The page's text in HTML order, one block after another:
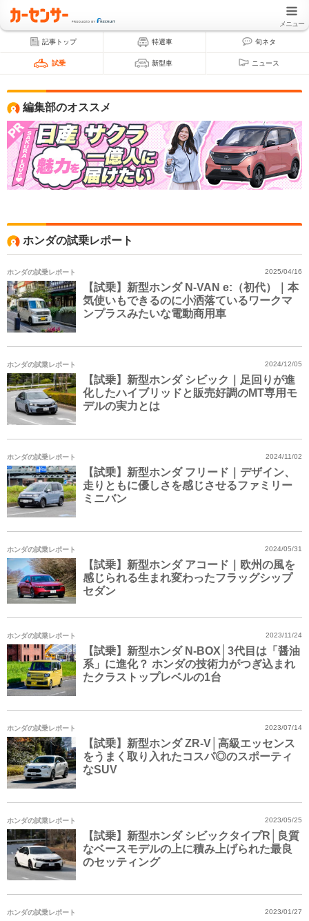
メニュー
記事トップ 特選車 旬ネタ
試乗 新型車 ニュース
編集部のオススメ
ホンダの試乗レポート
ホンダの試乗レポート 2025/04/16
【試乗】新型ホンダ N-VAN e:（初代）｜本
気使いもできるのに小洒落ているワークマ
ンプラスみたいな電動商用車
ホンダの試乗レポート 2024/12/05
【試乗】新型ホンダ シビック｜足回りが進
化したハイブリッドと販売好調のMT専用モ
デルの実力とは
ホンダの試乗レポート 2024/11/02
【試乗】新型ホンダ フリード｜デザイン、
走りともに優しさを感じさせるファミリー
ミニバン
ホンダの試乗レポート 2024/05/31
【試乗】新型ホンダ アコード｜欧州の風を
感じられる生まれ変わったフラッグシップ
セダン
ホンダの試乗レポート 2023/11/24
【試乗】新型ホンダ N-BOX│3代目は「醤油
系」に進化？ ホンダの技術力がつぎ込まれ
たクラストップレベルの1台
ホンダの試乗レポート 2023/07/14
【試乗】新型ホンダ ZR-V│高級エッセンス
をうまく取り入れたコスパ◎のスポーティ
なSUV
ホンダの試乗レポート 2023/05/25
【試乗】新型ホンダ シビックタイプR│良質
なベースモデルの上に積み上げられた最良
のセッティング
ホンダの試乗レポート 2023/01/27